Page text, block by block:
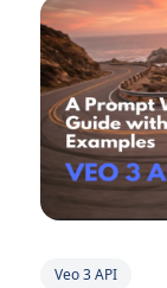
Veo 3 API